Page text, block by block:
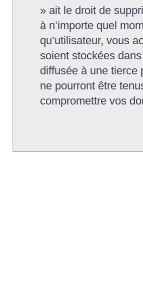
» ait le droit de
à n’importe quel
qu’utilisateur, vous
soient stockées
diffusée à une tierce
ne pourront être
compromettre vos